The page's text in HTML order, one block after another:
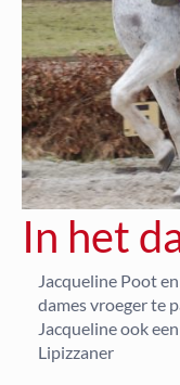
In het
Jacqueline Poot
dames vroeger te
Jacqueline ook
Lipizzaner